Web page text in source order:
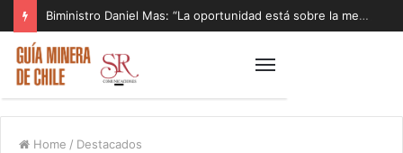
Biministro Daniel Mas: “La oportunidad está sobre la mesa y tenemos que aprovecharla”
Home / Destacados